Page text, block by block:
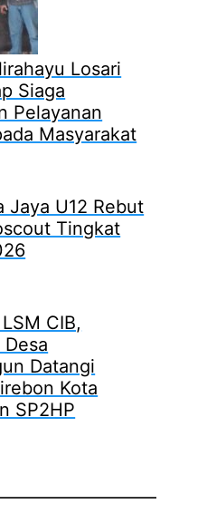
Losari
Siaga
Pelayanan
Masyarakat
Jaya U12 Rebut
Tingkat
CIB,
Datangi
Kota
SP2HP